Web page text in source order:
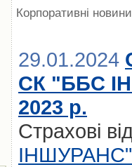
Корпоративні новини
29.01.2024
СК "ББС
2023 р.
Страхові
ІНШУРАНС"